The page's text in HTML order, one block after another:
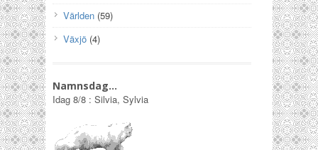
Världen (59)
Växjö (4)
Namnsdag…
Idag 8/8 : Silvia, Sylvia